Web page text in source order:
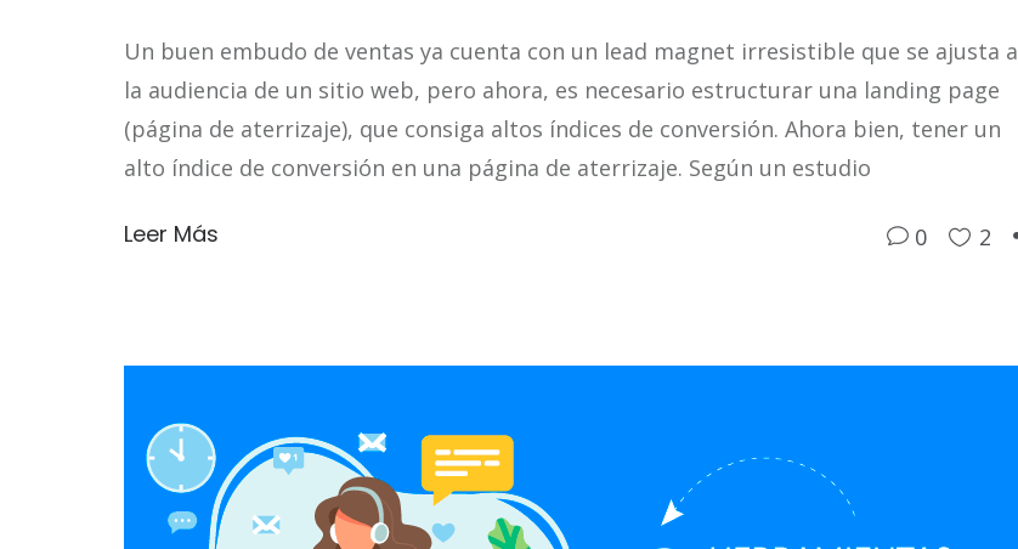
Un buen embudo de ventas ya cuenta con un lead magnet irresistible que se ajusta a
la audiencia de un sitio web, pero ahora, es necesario estructurar una landing page
(página de aterrizaje), que consiga altos índices de conversión. Ahora bien, tener un
alto índice de conversión en una página de aterrizaje. Según un estudio
Leer Más 0 2